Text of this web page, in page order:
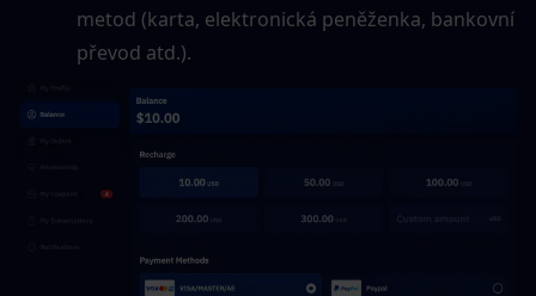
metod (karta, elektronická peněženka, bankovní
převod atd.).